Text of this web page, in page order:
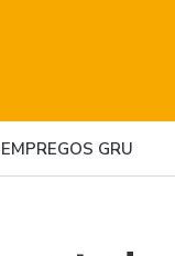
EMPREGOS GRU